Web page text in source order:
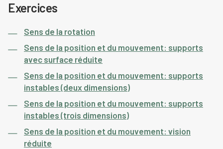
Exercices
Sens de la rotation
Sens de la position et du mouvement: supports
avec surface réduite
Sens de la position et du mouvement: supports
instables (deux dimensions)
Sens de la position et du mouvement: supports
instables (trois dimensions)
Sens de la position et du mouvement: vision
réduite